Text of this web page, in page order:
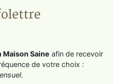
Maison Saine afin de recevoir
de votre choix :
.